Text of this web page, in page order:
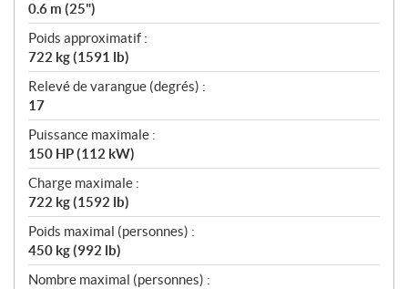
0.6 m (25")
Poids approximatif :
722 kg (1591 lb)
Relevé de varangue (degrés) :
17
Puissance maximale :
150 HP (112 kW)
Charge maximale :
722 kg (1592 lb)
Poids maximal (personnes) :
450 kg (992 lb)
Nombre maximal (personnes) :